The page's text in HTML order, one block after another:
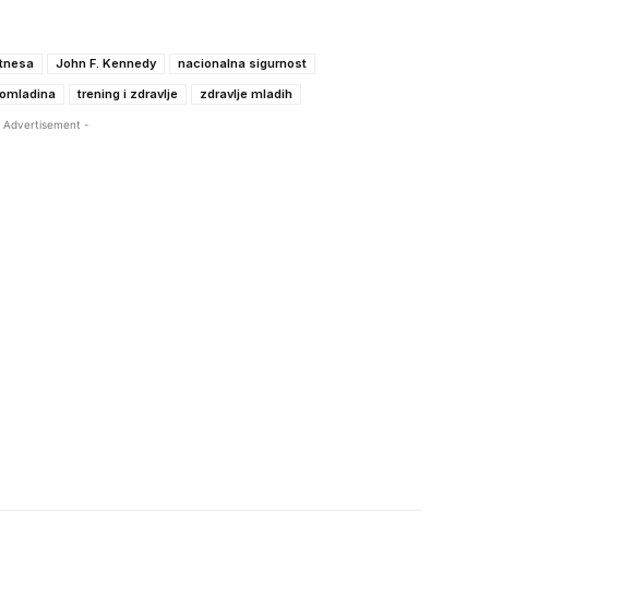
John F. Kennedy
nacionalna sigurnost
trening i zdravlje zdravlje mladih
Advertisement -